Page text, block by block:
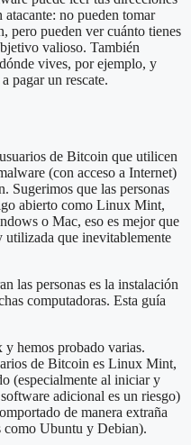
no pueden tomar
pero pueden ver cuánto tienes
valioso. También
vives, por ejemplo, y
pagar un rescate.
de Bitcoin que utilicen
(con acceso a Internet)
Sugerimos que las personas
abierto como Linux Mint,
o Mac, eso es mejor que
utilizada que inevitablemente
las personas es la instalación
computadoras. Esta guía
hemos probado varias.
de Bitcoin es Linux Mint,
(especialmente al iniciar y
adicional es un riesgo)
de manera extraña
como Ubuntu y Debian).